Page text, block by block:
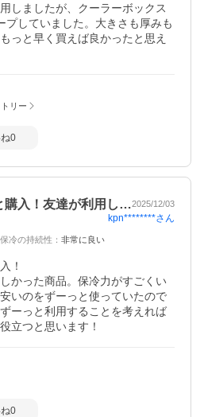
しましたが、クーラーボックス
プしていました。大きさも厚みも
っと早く買えば良かったと思え
リー
0
購入！友達が利用し…2025/12/03
kpn********さん
保冷の持続性 ： 非常に良い
！
かった商品。保冷力がすごくい
いのをずーっと使っていたので
ーっと利用することを考えれば
立つと思います！
0